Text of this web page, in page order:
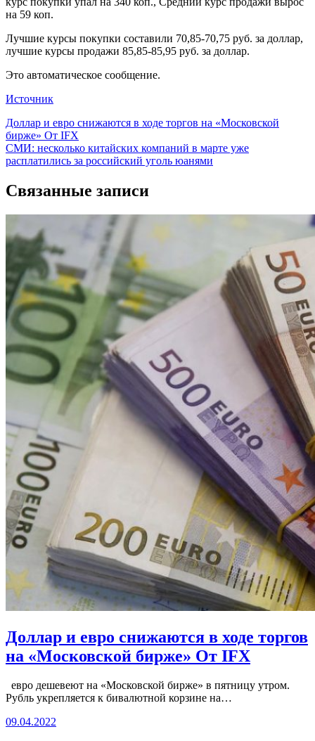
на 59 коп.
Лучшие курсы покупки составили 70,85-70,75 руб. за доллар,
лучшие курсы продажи 85,85-85,95 руб. за доллар.
Это автоматическое сообщение.
Источник
Навигация
по
записям
Доллар и евро снижаются в ходе торгов на «Московской
бирже» От IFX
СМИ: несколько китайских компаний в марте уже
расплатились за российский уголь юанями
Связанные записи
Доллар и евро снижаются в ходе торгов
на «Московской бирже» От IFX
евро дешевеют на «Московской бирже» в пятницу утром.
Рубль укрепляется к бивалютной корзине на…
09.04.2022